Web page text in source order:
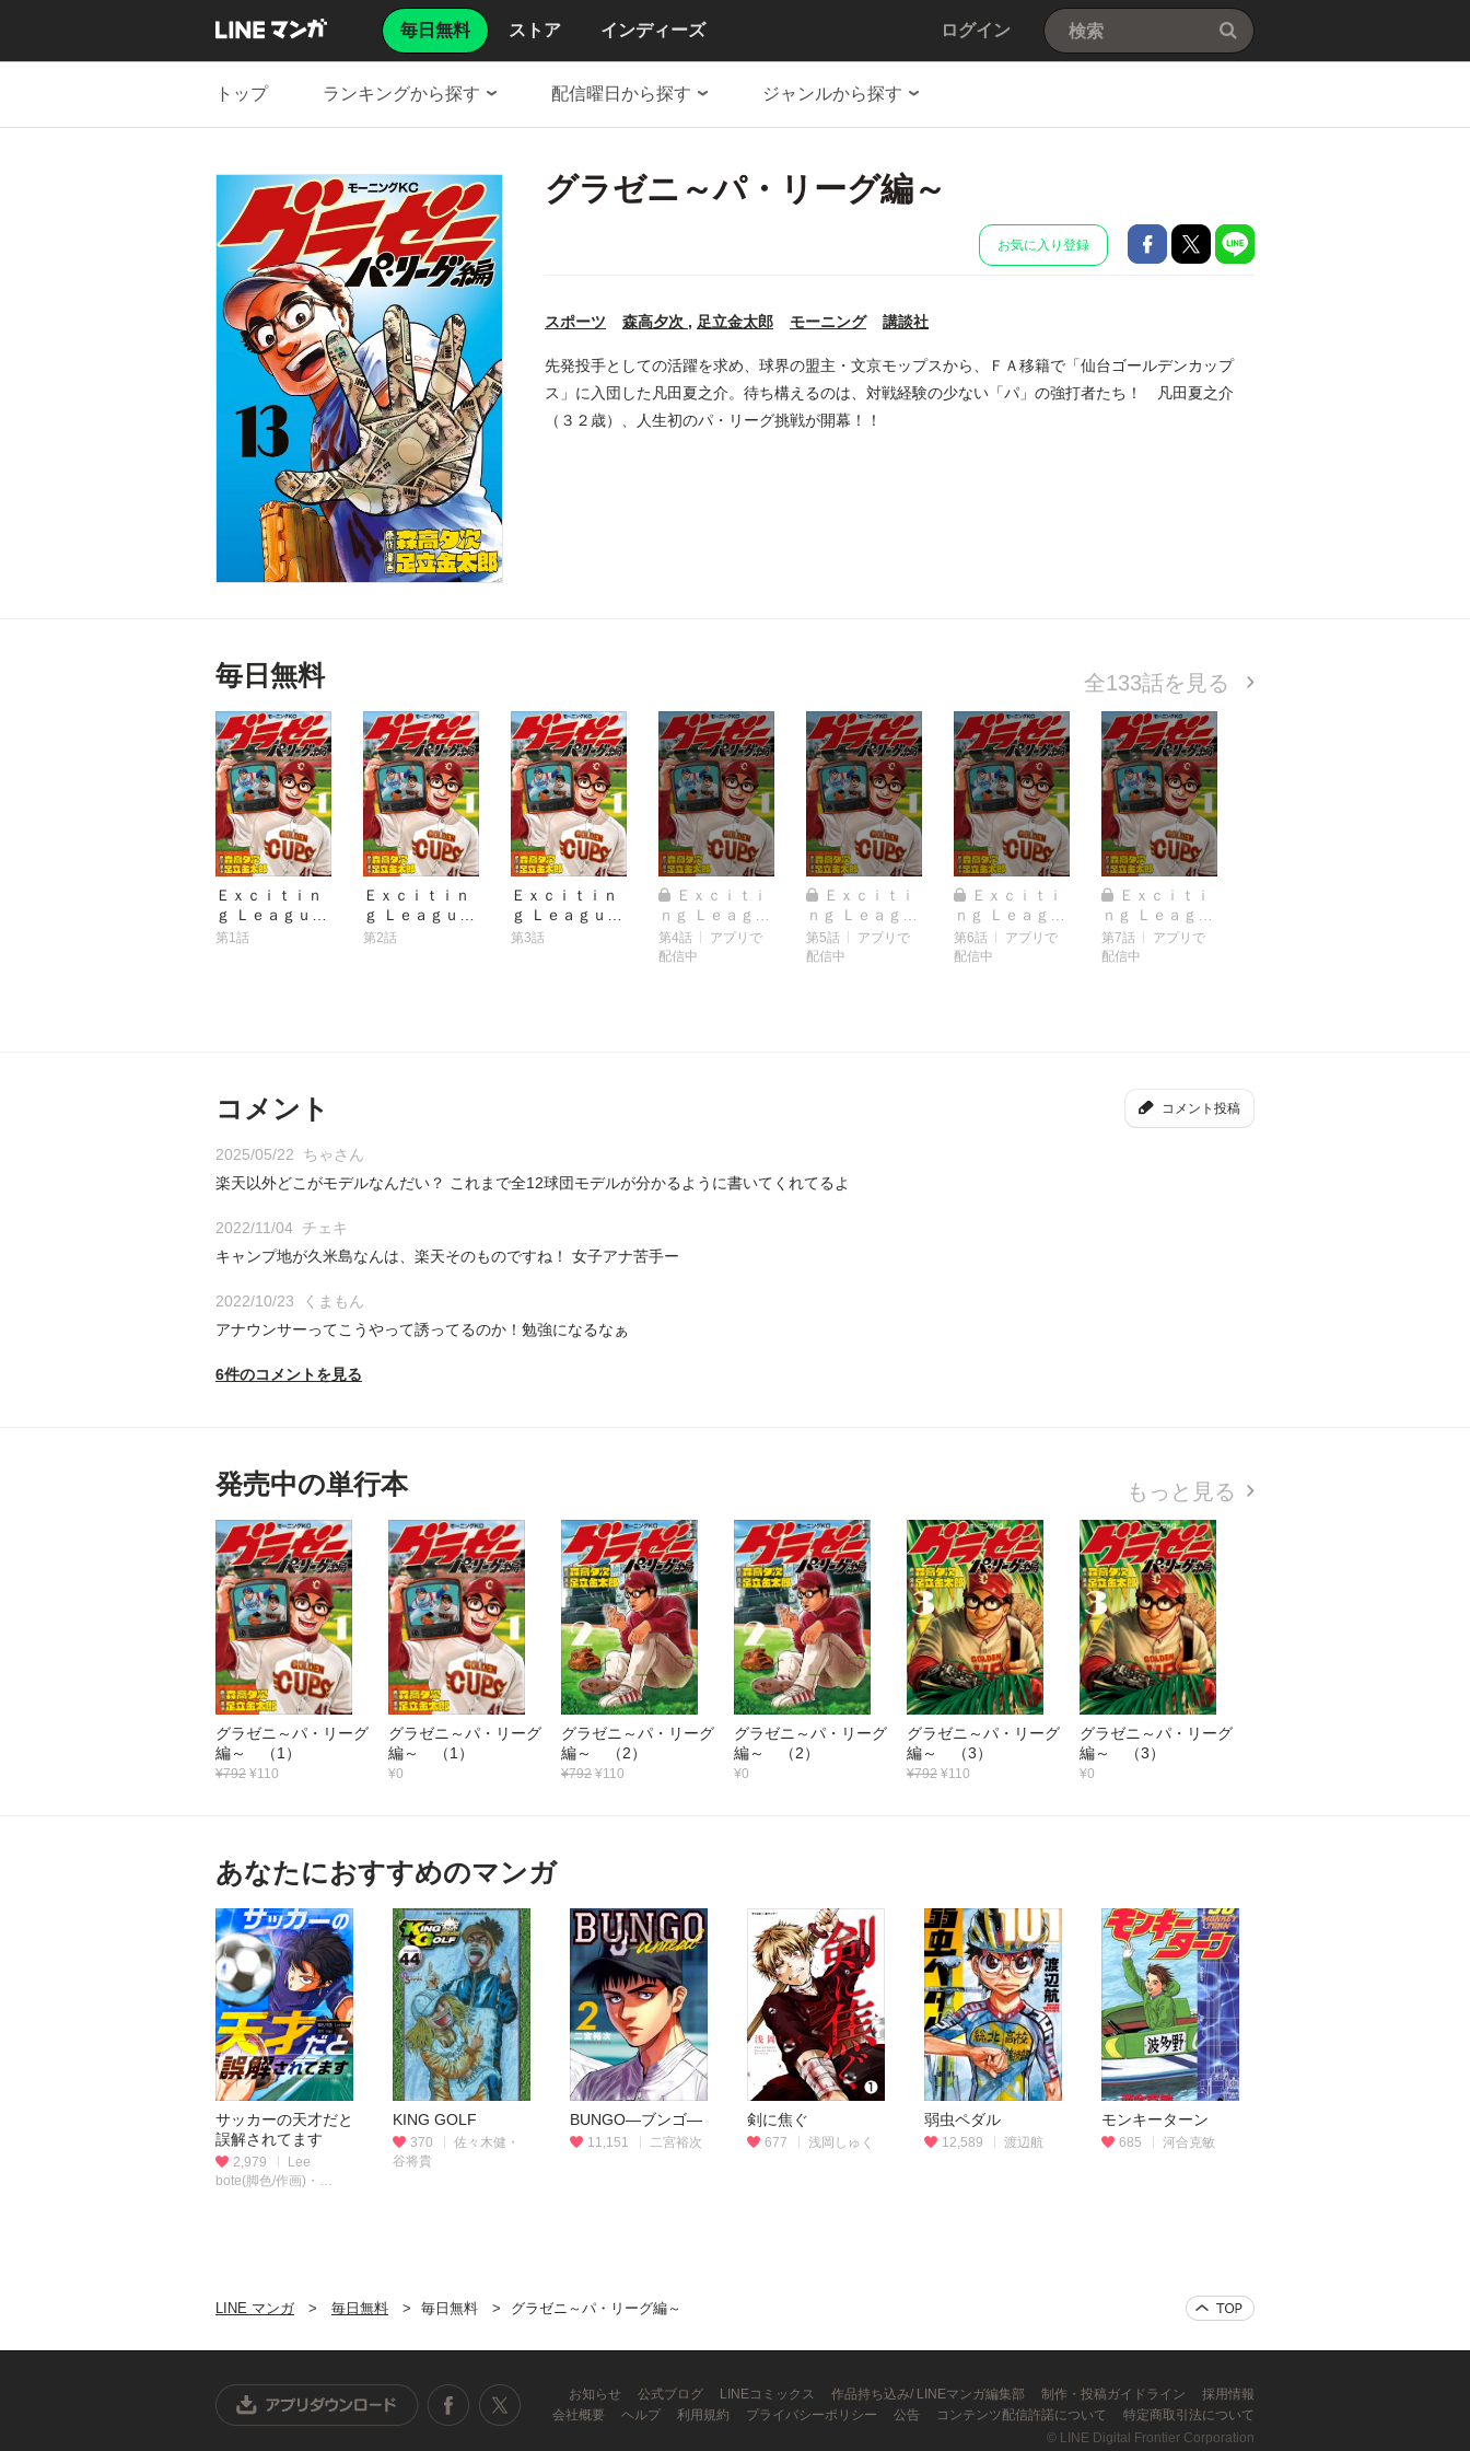
毎日無料 ストア インディーズ ログイン
トップ ランキングから探す 配信曜日から探す ジャンルから探す
グラゼニ～パ・リーグ編～
お気に入り登録
スポーツ 森高夕次 , 足立金太郎 モーニング 講談社
先発投手としての活躍を求め、球界の盟主・文京モップスから、ＦＡ移籍で「仙台ゴールデンカップ
ス」に入団した凡田夏之介。待ち構えるのは、対戦経験の少ない「パ」の強打者たち！ 凡田夏之介
（３２歳）、人生初のパ・リーグ挑戦が開幕！！
毎日無料 全133話を見る
Ｅｘｃｉｔｉｎ
ｇ Ｌｅａｇｕｅ
（１） Ｈｅｒｅ
第1話
Ｅｘｃｉｔｉｎ
ｇ Ｌｅａｇｕｅ
（２） うるさい
第2話
Ｅｘｃｉｔｉｎ
ｇ Ｌｅａｇｕｅ
（３） 山梨ライ
第3話
Ｅｘｃｉｔｉ
ｎｇ Ｌｅａｇｕ
ｅ（４） オープ
ン戦スケジュー
第4話
アプリで
配信中
Ｅｘｃｉｔｉ
ｎｇ Ｌｅａｇｕ
ｅ（５） オヤジ
第5話
アプリで
配信中
Ｅｘｃｉｔｉ
ｎｇ Ｌｅａｇｕ
ｅ（６） ブルー
ノとマーズ
第6話
アプリで
配信中
Ｅｘｃｉｔｉ
ｎｇ Ｌｅａｇｕ
ｅ（７） イメー
ジのズレ
第7話
アプリで
配信中
コメント コメント投稿
2025/05/22
ちゃさん
楽天以外どこがモデルなんだい？ これまで全12球団モデルが分かるように書いてくれてるよ
2022/11/04 チェキ
キャンプ地が久米島なんは、楽天そのものですね！ 女子アナ苦手ー
2022/10/23
くまもん
アナウンサーってこうやって誘ってるのか！勉強になるなぁ
6件のコメントを見る
発売中の単行本 もっと見る
グラゼニ～パ・リーグ
編～ （1）
¥792 ¥110
グラゼニ～パ・リーグ
編～ （1）
¥0
グラゼニ～パ・リーグ
編～ （2）
¥792 ¥110
グラゼニ～パ・リーグ
編～ （2）
¥0
グラゼニ～パ・リーグ
編～ （3）
¥792 ¥110
グラゼニ～パ・リーグ
編～ （3）
¥0
あなたにおすすめのマンガ
サッカーの天才だと
誤解されてます
2,979
Lee
bote(脚色/作画)・
KING GOLF
370
佐々木健・
谷将貴
BUNGO―ブンゴ―
11,151 二宮裕次
剣に焦ぐ
677 浅岡しゅく
弱虫ペダル
12,589 渡辺航
モンキーターン
685 河合克敏
LINE マンガ 毎日無料 毎日無料 グラゼニ～パ・リーグ編～
お知らせ 公式ブログ LINEコミックス 作品持ち込み/ LINEマンガ編集部 制作・投稿ガイドライン
採用情報
会社概要
ヘルプ 利用規約 プライバシーポリシー 公告 コンテンツ配信許諾について
特定商取引法について
© LINE Digital Frontier Corporation